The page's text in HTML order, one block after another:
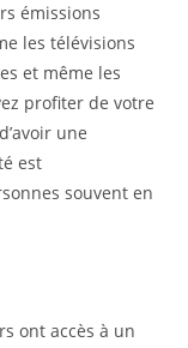
émissions
les télévisions
et même les
profiter de votre
une
est
souvent en
ont accès à un